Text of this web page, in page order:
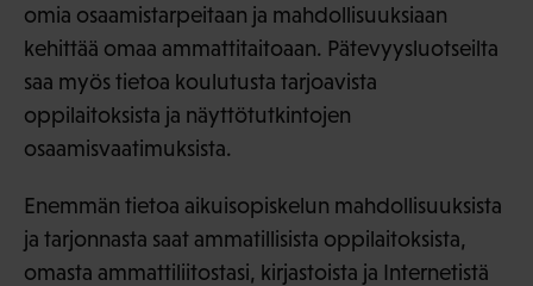
omia osaamistarpeitaan ja mahdollisuuksiaan
kehittää omaa ammattitaitoaan. Pätevyysluotseilta
saa myös tietoa koulutusta tarjoavista
oppilaitoksista ja näyttötutkintojen
osaamisvaatimuksista.
Enemmän tietoa aikuisopiskelun mahdollisuuksista
ja tarjonnasta saat ammatillisista oppilaitoksista,
omasta ammattiliitostasi, kirjastoista ja Internetistä